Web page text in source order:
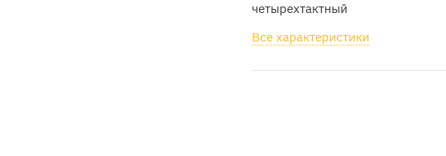
четырехтактный
Все характеристики